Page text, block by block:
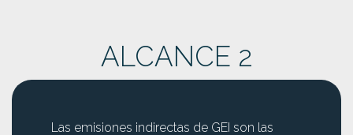
ALCANCE 2
Las emisiones indirectas de GEI son las